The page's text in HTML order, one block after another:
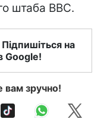
штаба ВВС.
на
Google!
вам зручно!